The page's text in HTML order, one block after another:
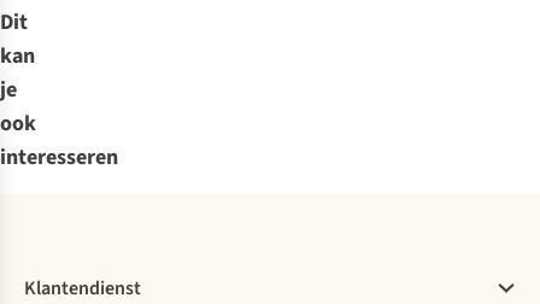
Dit
kan
je
ook
interesseren
Klantendienst